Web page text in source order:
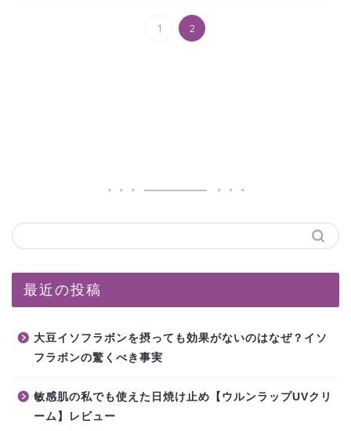
1 2
最近の投稿
大豆イソフラボンを摂っても効果がないのはなぜ？イソ
フラボンの驚くべき事実
敏感肌の私でも使えた日焼け止め【ウルンラップUVクリ
ーム】レビュー